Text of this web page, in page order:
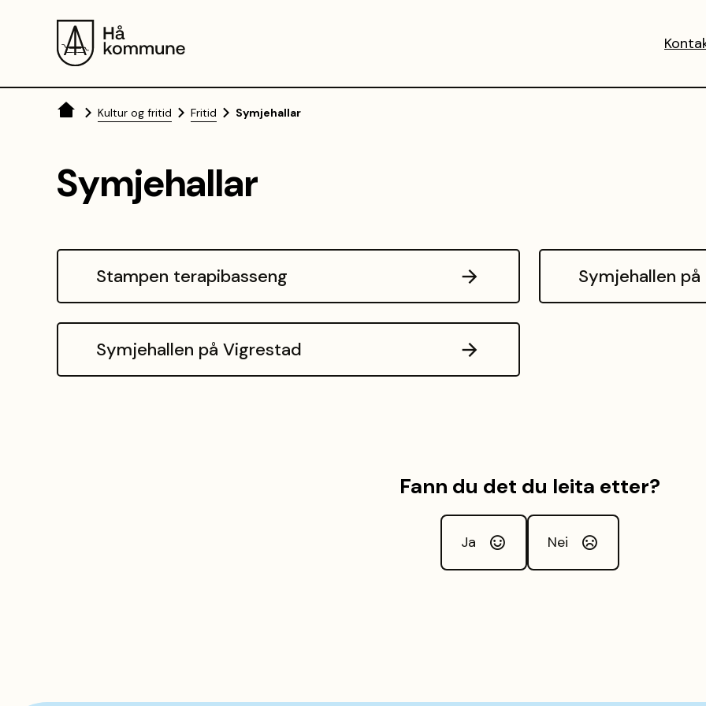
Du er her:Kultur og fritid Fritid Symjehallar
Symjehallar
Stampen terapibasseng Symjehallen
Symjehallen på Vigrestad
Fann du det du leita etter?
Ja Nei